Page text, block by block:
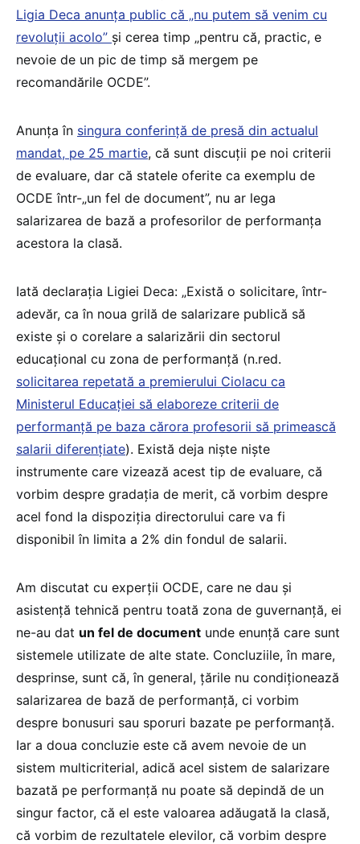
Ligia Deca anunța public că „nu putem să venim cu
revoluții acolo” și cerea timp „pentru că, practic, e
nevoie de un pic de timp să mergem pe
recomandările OCDE”.
Anunța în singura conferință de presă din actualul
mandat, pe 25 martie, că sunt discuții pe noi criterii
de evaluare, dar că statele oferite ca exemplu de
OCDE într-„un fel de document”, nu ar lega
salarizarea de bază a profesorilor de performanța
acestora la clasă.
Iată declarația Ligiei Deca: „Există o solicitare, într-
adevăr, ca în noua grilă de salarizare publică să
existe și o corelare a salarizării din sectorul
educațional cu zona de performanță (n.red.
solicitarea repetată a premierului Ciolacu ca
Ministerul Educației să elaboreze criterii de
performanță pe baza cărora profesorii să primească
salarii diferențiate). Există deja niște niște
instrumente care vizează acest tip de evaluare, că
vorbim despre gradația de merit, că vorbim despre
acel fond la dispoziția directorului care va fi
disponibil în limita a 2% din fondul de salarii.
Am discutat cu experții OCDE, care ne dau și
asistență tehnică pentru toată zona de guvernanță, ei
ne-au dat un fel de document unde enunță care sunt
sistemele utilizate de alte state. Concluziile, în mare,
desprinse, sunt că, în general, țările nu condiționează
salarizarea de bază de performanță, ci vorbim
despre bonusuri sau sporuri bazate pe performanță.
Iar a doua concluzie este că avem nevoie de un
sistem multicriterial, adică acel sistem de salarizare
bazată pe performanță nu poate să depindă de un
singur factor, că el este valoarea adăugată la clasă,
că vorbim de rezultatele elevilor, că vorbim despre